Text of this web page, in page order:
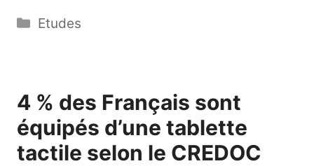
Catégories
Etudes
4 % des Français sont
équipés d’une tablette
tactile selon le CREDOC